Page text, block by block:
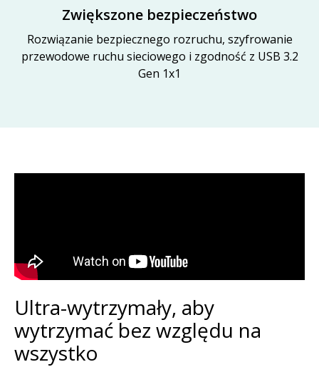
Zwiększone bezpieczeństwo
Rozwiązanie bezpiecznego rozruchu, szyfrowanie
przewodowe ruchu sieciowego i zgodność z USB 3.2
Gen 1x1
Ultra-wytrzymały, aby
wytrzymać bez względu na
wszystko​